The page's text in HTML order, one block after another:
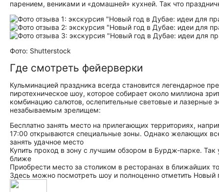
парением, вениками и «домашней» кухней. Так что
Фото: Shutterstock
Где смотреть фейерверки
Кульминацией праздника всегда становится легендарное
пиротехническое шоу, которое собирает около миллиона
комбинацию салютов, ослепительные световые и лазерные
незабываемым зрелищем:
Бесплатно занять место на прилегающих территориях,
17:00 открываются специальные зоны. Однако желающих
занять удачное место
Купить проход в зону с лучшим обзором в Бурдж‑парке.
ближе
Приобрести место за столиком в ресторанах в ближайших
Здесь можно посмотреть шоу и полноценно отметить Новый